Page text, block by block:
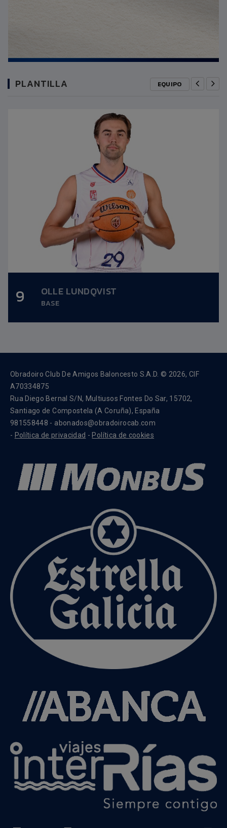
PLANTILLA EQUIPO
9 OLLE LUNDQVIST
BASE
Altura: 1,99m.
Data nacemento:
Obradoiro Club De Amigos Baloncesto S.A.D. © 2026, CIF
A70334875
Rua Diego Bernal S/N, Multiusos Fontes Do Sar, 15702,
Santiago de Compostela (A Coruña), España
981558448 - abonados@obradoirocab.com
- Política de privacidad - Política de cookies